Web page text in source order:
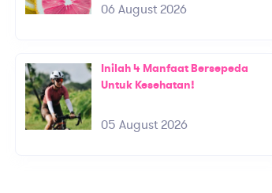
06 August 2026
Inilah 4 Manfaat Bersepeda
Untuk Kesehatan!
05 August 2026